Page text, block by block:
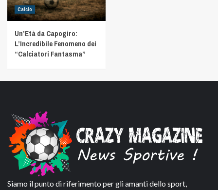
Calcio
Un’Età da Capogiro:
L’Incredibile Fenomeno dei
“Calciatori Fantasma”
Siamo il punto di riferimento per gli amanti dello sport,